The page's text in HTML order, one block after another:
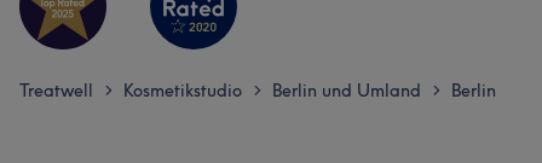
Treatwell > Kosmetikstudio > Berlin und Umland > Berlin